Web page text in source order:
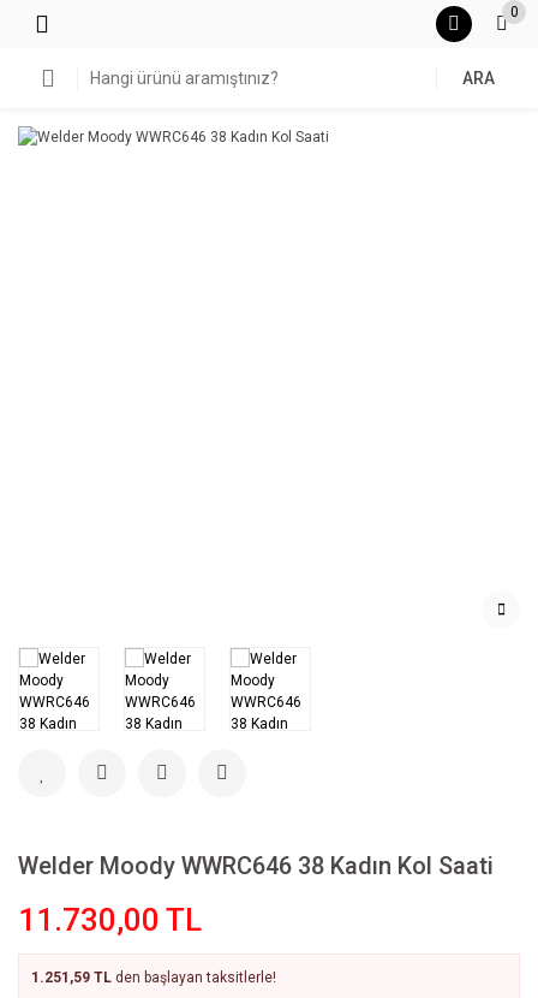
0
ARA
Welder Moody WWRC646 38 Kadın Kol Saati
11.730,00 TL
1.251,59 TL den başlayan taksitlerle!